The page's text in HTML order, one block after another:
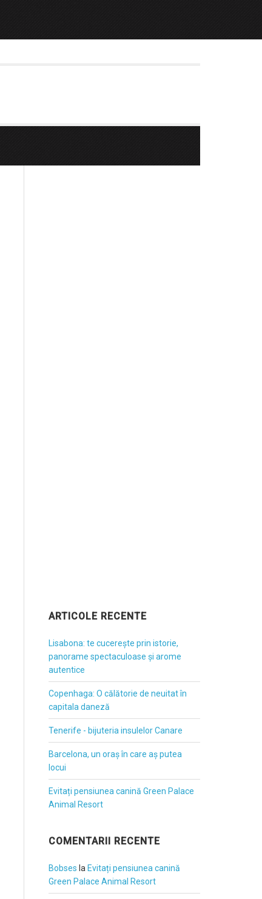
ARTICOLE RECENTE
Lisabona: te cucerește prin istorie,
panorame spectaculoase și arome
autentice
Copenhaga: O călătorie de neuitat în
capitala daneză
Tenerife - bijuteria insulelor Canare
Barcelona, un oraș în care aș putea
locui
Evitați pensiunea canină Green Palace
Animal Resort
COMENTARII RECENTE
Bobses la Evitați pensiunea canină
Green Palace Animal Resort